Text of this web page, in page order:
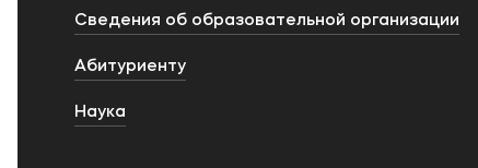
Сведения об образовательной организации
Абитуриенту
Наука